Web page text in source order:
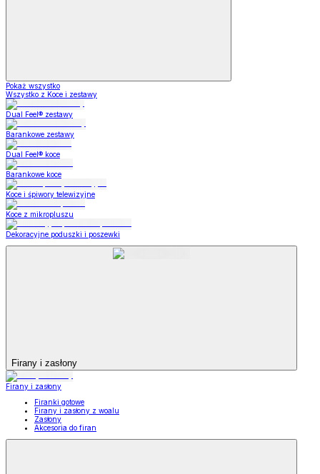
Pokaż wszystko
Wszystko z Koce i zestawy
Dual Feel® zestawy
Barankowe zestawy
Dual Feel® koce
Barankowe koce
Koce i śpiwory telewizyjne
Koce z mikropluszu
Dekoracyjne poduszki i poszewki
Firany i zasłony
Firany i zasłony
Firanki gotowe
Firany i zasłony z woalu
Zasłony
Akcesoria do firan